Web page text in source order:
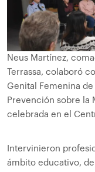
Neus Martínez,
Terrassa, colaboró
Genital Femenina de
Prevención sobre la
celebrada en el
Intervinieron
ámbito educativo,